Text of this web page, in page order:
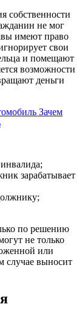
собственности
не мог
имеют право
свои
и помещают
возможности
деньги
Зачем
зарабатывает
по решению
не только
или
случае выносит